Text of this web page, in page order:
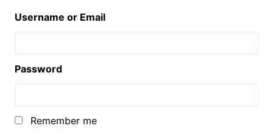
Username or Email
Password
Remember me